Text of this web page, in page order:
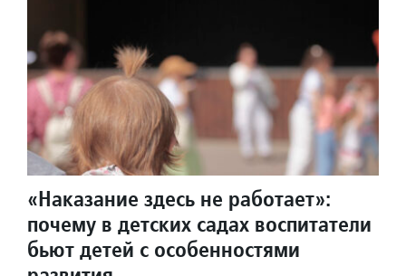
«Наказание здесь не работает»:
почему в детских садах воспитатели
бьют детей с особенностями